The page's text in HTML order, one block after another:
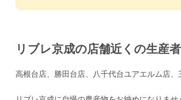
リブレ京成の店舗近くの生産
高根台店、勝田台店、八千代台ユアエルム店